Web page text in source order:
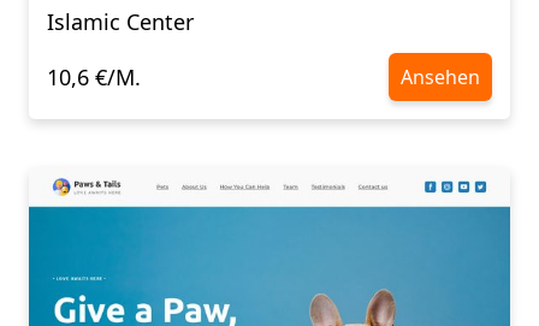
Islamic Center
10,6 €/M.
Ansehen